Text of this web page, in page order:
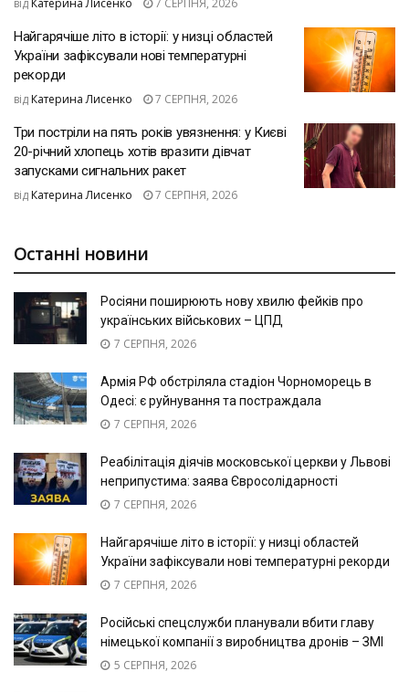
Найгарячіше літо в історії: у низці областей
України зафіксували нові температурні
рекорди
від Катерина Лисенко 7 СЕРПНЯ, 2026
Три постріли на пять років увязнення: у Києві
20-річний хлопець хотів вразити дівчат
запусками сигнальних ракет
від Катерина Лисенко 7 СЕРПНЯ, 2026
Останні новини
Росіяни поширюють нову хвилю фейків про
українських військових – ЦПД
7 СЕРПНЯ, 2026
Армія РФ обстріляла стадіон Чорноморець в
Одесі: є руйнування та постраждала
7 СЕРПНЯ, 2026
Реабілітація діячів московської церкви у Львові
неприпустима: заява Євросолідарності
7 СЕРПНЯ, 2026
Найгарячіше літо в історії: у низці областей
України зафіксували нові температурні рекорди
7 СЕРПНЯ, 2026
Російські спецслужби планували вбити главу
німецької компанії з виробництва дронів – ЗМІ
5 СЕРПНЯ, 2026